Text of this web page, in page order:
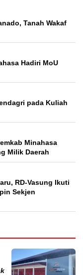
Tanah Wakaf
Hadiri MoU
pada Kuliah
Minahasa
Milik Daerah
RD-Vasung Ikuti
Sekjen